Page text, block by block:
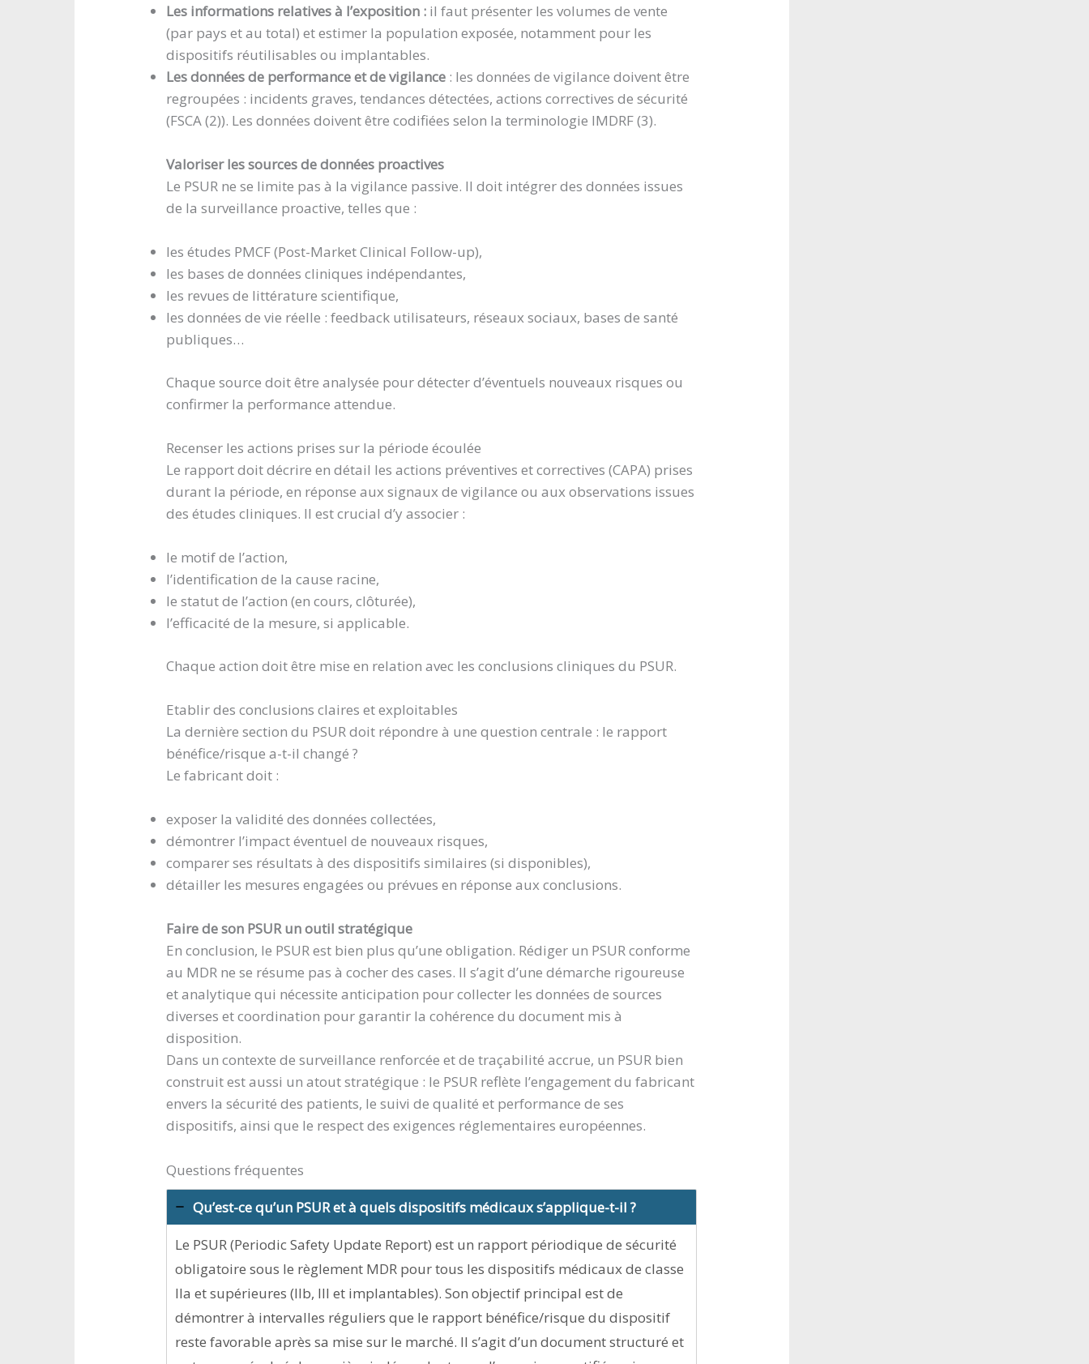
Les informations relatives à l’exposition : il faut présenter les volumes de vente
(par pays et au total) et estimer la population exposée, notamment pour les
dispositifs réutilisables ou implantables.
Les données de performance et de vigilance : les données de vigilance doivent être
regroupées : incidents graves, tendances détectées, actions correctives de sécurité
(FSCA (2)). Les données doivent être codifiées selon la terminologie IMDRF (3).
Valoriser les sources de données proactives
Le PSUR ne se limite pas à la vigilance passive. Il doit intégrer des données issues
de la surveillance proactive, telles que :
les études PMCF (Post-Market Clinical Follow-up),
les bases de données cliniques indépendantes,
les revues de littérature scientifique,
les données de vie réelle : feedback utilisateurs, réseaux sociaux, bases de santé
publiques…
Chaque source doit être analysée pour détecter d’éventuels nouveaux risques ou
confirmer la performance attendue.
Recenser les actions prises sur la période écoulée
Le rapport doit décrire en détail les actions préventives et correctives (CAPA) prises
durant la période, en réponse aux signaux de vigilance ou aux observations issues
des études cliniques. Il est crucial d’y associer :
le motif de l’action,
l’identification de la cause racine,
le statut de l’action (en cours, clôturée),
l’efficacité de la mesure, si applicable.
Chaque action doit être mise en relation avec les conclusions cliniques du PSUR.
Etablir des conclusions claires et exploitables
La dernière section du PSUR doit répondre à une question centrale : le rapport
bénéfice/risque a-t-il changé ?
Le fabricant doit :
exposer la validité des données collectées,
démontrer l’impact éventuel de nouveaux risques,
comparer ses résultats à des dispositifs similaires (si disponibles),
détailler les mesures engagées ou prévues en réponse aux conclusions.
Faire de son PSUR un outil stratégique
En conclusion, le PSUR est bien plus qu’une obligation. Rédiger un PSUR conforme
au MDR ne se résume pas à cocher des cases. Il s’agit d’une démarche rigoureuse
et analytique qui nécessite anticipation pour collecter les données de sources
diverses et coordination pour garantir la cohérence du document mis à
disposition.
Dans un contexte de surveillance renforcée et de traçabilité accrue, un PSUR bien
construit est aussi un atout stratégique : le PSUR reflète l’engagement du fabricant
envers la sécurité des patients, le suivi de qualité et performance de ses
dispositifs, ainsi que le respect des exigences réglementaires européennes.
Questions fréquentes
Qu’est-ce qu’un PSUR et à quels dispositifs médicaux s’applique-t-il ?
Le PSUR (Periodic Safety Update Report) est un rapport périodique de sécurité
obligatoire sous le règlement MDR pour tous les dispositifs médicaux de classe
IIa et supérieures (IIb, III et implantables). Son objectif principal est de
démontrer à intervalles réguliers que le rapport bénéfice/risque du dispositif
reste favorable après sa mise sur le marché. Il s’agit d’un document structuré et